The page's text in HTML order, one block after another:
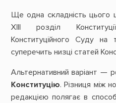
Ще одна складність
ХІІІ розділ
Конституційного Суду
суперечить низці статей
Альтернативний варіант —
Конституцію. Різниця між
редакцією полягає в